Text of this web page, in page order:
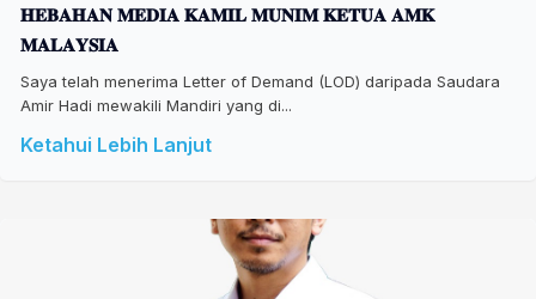
𝐇𝐄𝐁𝐀𝐇𝐀𝐍 𝐌𝐄𝐃𝐈𝐀 𝐊𝐀𝐌𝐈𝐋 𝐌𝐔𝐍𝐈𝐌 𝐊𝐄𝐓𝐔𝐀 𝐀𝐌𝐊
𝐌𝐀𝐋𝐀𝐘𝐒𝐈𝐀
Saya telah menerima Letter of Demand (LOD) daripada Saudara
Amir Hadi mewakili Mandiri yang di...
Ketahui Lebih Lanjut